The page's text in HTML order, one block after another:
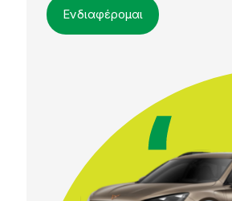
Ενδιαφέρομαι